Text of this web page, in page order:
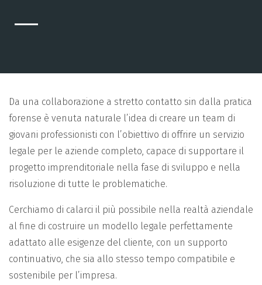
Da una collaborazione a stretto contatto sin dalla pratica
forense è venuta naturale l’idea di creare un team di
giovani professionisti con l’obiettivo di offrire un servizio
legale per le aziende completo, capace di supportare il
progetto imprenditoriale nella fase di sviluppo e nella
risoluzione di tutte le problematiche.
Cerchiamo di calarci il più possibile nella realtà aziendale
al fine di costruire un modello legale perfettamente
adattato alle esigenze del cliente, con un supporto
continuativo, che sia allo stesso tempo compatibile e
sostenibile per l’impresa.